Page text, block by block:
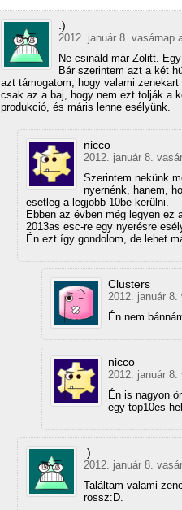
:)
2012. január 8. vasárnap
Ne csináld már Zolitt.
Bár szerintem azt a két
azt támogatom, hogy valami
csak az a baj, hogy nem ezt tolják a
produkció, és máris lenne esélyünk.
nicco
2012. január 8.
Szerintem nekünk
nyernénk, hanem,
esetleg a legjobb 10be kerülni.
Ebben az évben még legyen
2013as esc-re egy nyerésre
Én ezt így gondolom, de lehet
Clusters
2012. január
Én nem
nicco
2012. január
Én is nagyon
egy top10es
:)
2012. január 8.
Találtam valami
rossz:D.